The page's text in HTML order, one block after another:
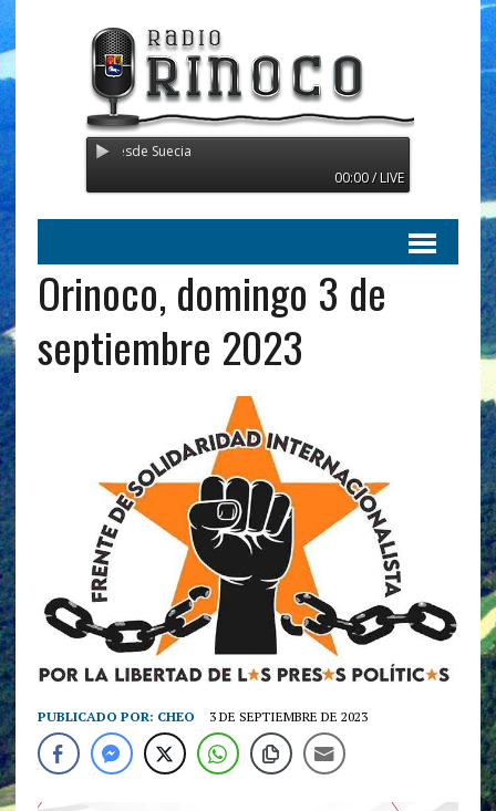
desde Suecia
00:00 / LIVE
Orinoco, domingo 3 de
septiembre 2023
PUBLICADO POR: CHEO 3 DE SEPTIEMBRE DE 2023